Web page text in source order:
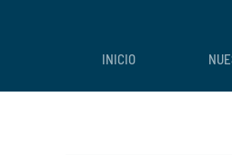
INICIO